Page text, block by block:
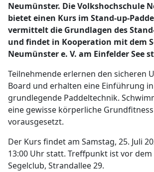
Neumünster. Die Volkshochschule
bietet einen Kurs im Stand-up-
vermittelt die Grundlagen des
und findet in Kooperation mit dem
Neumünster e. V. am Einfelder See
Teilnehmende erlernen den sicheren
Board und erhalten eine Einführung
grundlegende Paddeltechnik.
eine gewisse körperliche
vorausgesetzt.
Der Kurs findet am Samstag, 25. Juli
13:00 Uhr statt. Treffpunkt ist vor
Segelclub, Strandallee 29.